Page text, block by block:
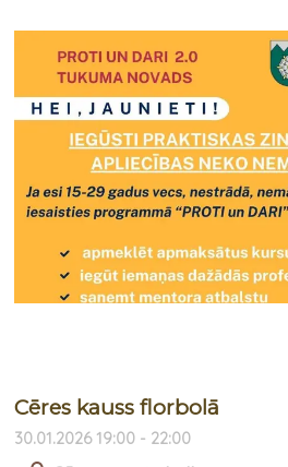
Cēres kauss florbolā
30.01.2026 19:00 - 22:00